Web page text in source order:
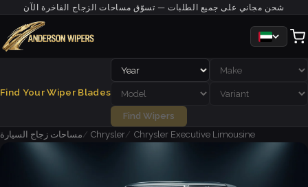
شحن مجاني على جميع الطلبات — تسوّق مساحات الزجاج الفاخرة الآن
Find Your Wiper Blades
Find Wipers
مساحات زجاج السيارة
Chrysler Chrysler Executive Limousine